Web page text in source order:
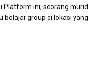
Platform ini, seorang murid
belajar group di lokasi yang